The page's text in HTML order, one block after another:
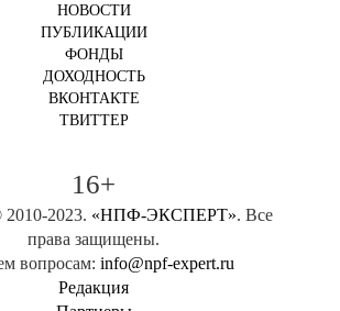
НОВОСТИ
ПУБЛИКАЦИИ
ФОНДЫ
ДОХОДНОСТЬ
ВКОНТАКТЕ
ТВИТТЕР
16+
2023. «НПФ-ЭКСПЕРТ». Все
права защищены.
вопросам: info@npf-expert.ru
Редакция